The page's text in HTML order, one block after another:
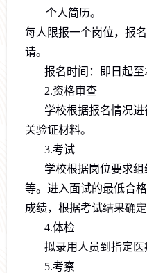
个人简历。
每人限报一个岗位，报
请。
报名时间：即日起至
2.资格审查
学校根据报名情况
关验证材料。
3.考试
学校根据岗位要求组
等。 进入面试的最低合
成绩，根据考试结果确
4.体检
拟录用人员到 指定
5.考察